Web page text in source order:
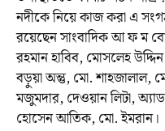
নদীকে নিয়ে কাজ করা এ
রয়েছেন সাংবাদিক আ ফ ম
রহমান হাবিব, মোসলেহ
বড়ুয়া অন্তু, মো. শাহজালাল,
মজুমদার, দেওয়ান লিটা,
হোসেন আতিক, মো. ইমরান।